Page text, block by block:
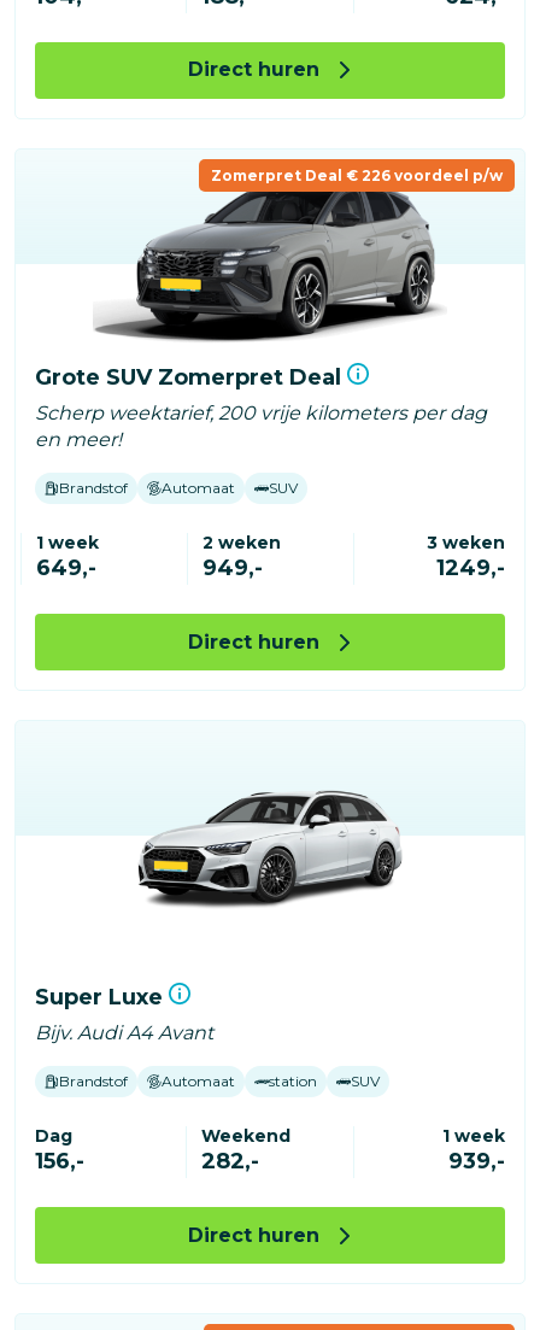
Direct huren
Zomerpret Deal € 226 voordeel p/w
Grote SUV Zomerpret Deal
Scherp weektarief, 200 vrije kilometers per dag
en meer!
Brandstof Automaat SUV
1 week
649,-
2 weken
949,-
3 weken
1249,-
Direct huren
Super Luxe
Bijv. Audi A4 Avant
Brandstof Automaat station SUV
Dag
156,-
Weekend
282,-
1 week
939,-
Direct huren